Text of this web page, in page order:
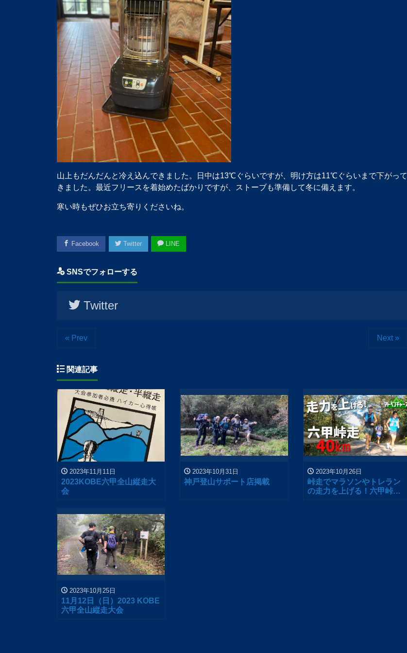
山上もだんだんと冷え込んできました。日中は13℃ぐらいですが、明け方は11℃ぐらいまで下がって
きました。最近フリースを着始めたばかりですが、ストーブも準備して冬に備えます。
寒い時もぜひお立ち寄りくださいね。
Facebook Twitter LINE
SNSでフォローする
Twitter
« Prev Next »
関連記事
2023年11月11日
2023KOBE六甲全山縦走大
会
2023年10月31日
神戸登山サポート店掲載
2023年10月26日
峠走でマラソンやトレラン
の走力を上げる！六甲峠走
2023年10月25日
11月12日（日）2023 KOBE
六甲全山縦走大会